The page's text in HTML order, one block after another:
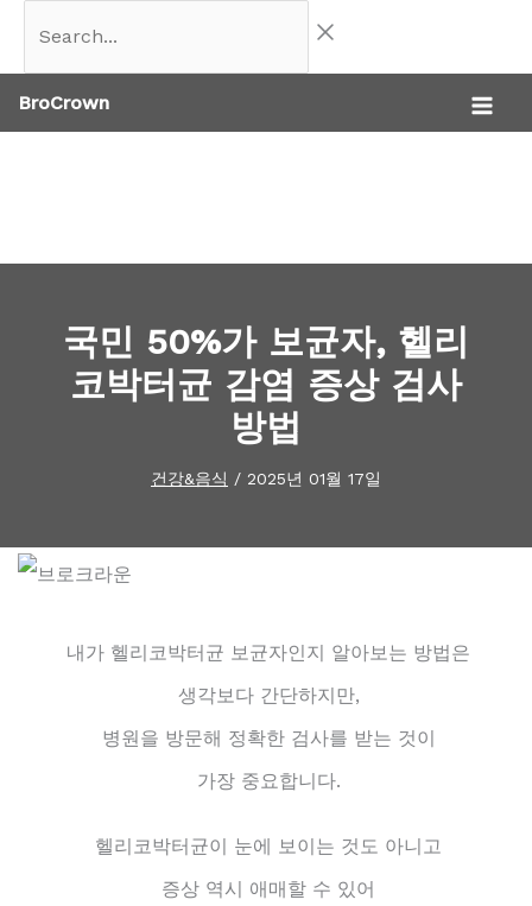
BroCrown
국민 50%가 보균자, 헬리
코박터균 감염 증상 검사
방법
건강&음식 / 2025년 01월 17일
내가 헬리코박터균 보균자인지 알아보는 방법은
생각보다 간단하지만,
병원을 방문해 정확한 검사를 받는 것이
가장 중요합니다.
헬리코박터균이 눈에 보이는 것도 아니고
증상 역시 애매할 수 있어